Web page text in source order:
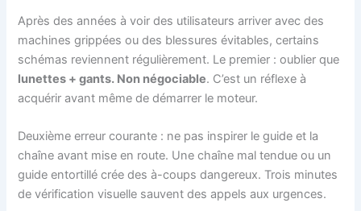
Après des années à voir des utilisateurs arriver avec des
machines grippées ou des blessures évitables, certains
schémas reviennent régulièrement. Le premier : oublier que
lunettes + gants. Non négociable. C’est un réflexe à
acquérir avant même de démarrer le moteur.
Deuxième erreur courante : ne pas inspirer le guide et la
chaîne avant mise en route. Une chaîne mal tendue ou un
guide entortillé crée des à-coups dangereux. Trois minutes
de vérification visuelle sauvent des appels aux urgences.